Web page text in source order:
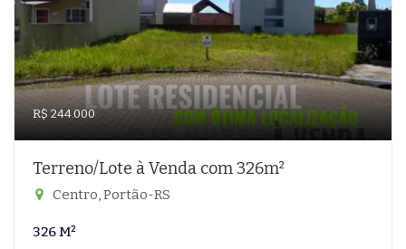
R$ 244.000
Terreno/Lote à Venda com 326m²
Centro, Portão-RS
326 M²